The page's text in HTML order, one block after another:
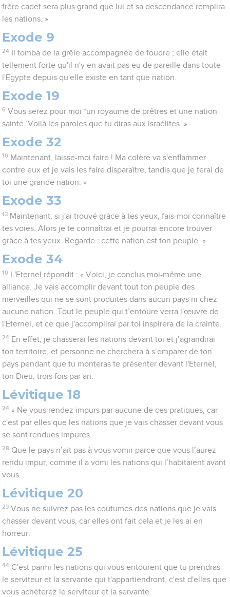
frère cadet sera plus grand que lui et sa descendance remplira
les nations. »
Exode 9
24
Il tomba de la grêle accompagnée de foudre ; elle était
tellement forte qu'il n'y en avait pas eu de pareille dans toute
l'Egypte depuis qu'elle existe en tant que nation.
Exode 19
6 Vous serez pour moi *un royaume de prêtres et une nation
sainte.’Voilà les paroles que tu diras aux Israélites. »
Exode 32
10 Maintenant, laisse-moi faire ! Ma colère va s'enflammer
contre eux et je vais les faire disparaître, tandis que je ferai de
toi une grande nation. »
Exode 33
13 Maintenant, si j'ai trouvé grâce à tes yeux, fais-moi connaître
tes voies. Alors je te connaîtrai et je pourrai encore trouver
grâce à tes yeux. Regarde : cette nation est ton peuple. »
Exode 34
10
L'Eternel répondit : « Voici, je conclus moi-même une
alliance. Je vais accomplir devant tout ton peuple des
merveilles qui ne se sont produites dans aucun pays ni chez
aucune nation. Tout le peuple qui t’entoure verra l'œuvre de
l'Eternel, et ce que j'accomplirai par toi inspirera de la crainte.
24 En effet, je chasserai les nations devant toi et j’agrandirai
ton territoire, et personne ne cherchera à s’emparer de ton
pays pendant que tu monteras te présenter devant l'Eternel,
ton Dieu, trois fois par an.
Lévitique 18
24 » Ne vous rendez impurs par aucune de ces pratiques, car
c'est par elles que les nations que je vais chasser devant vous
se sont rendues impures.
28 Que le pays n’ait pas à vous vomir parce que vous l’aurez
rendu impur, comme il a vomi les nations qui l’habitaient avant
vous.
Lévitique 20
23 Vous ne suivrez pas les coutumes des nations que je vais
chasser devant vous, car elles ont fait cela et je les ai en
horreur.
Lévitique 25
44 C'est parmi les nations qui vous entourent que tu prendras
le serviteur et la servante qui t'appartiendront, c'est d'elles que
vous achèterez le serviteur et la servante.